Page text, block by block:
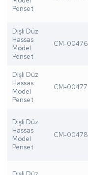
Penset
Dişli Düz
Hassas
Model
Penset
CM-00476
Dişli Düz
Hassas
Model
Penset
CM-00477
Dişli Düz
Hassas
Model
Penset
CM-00478